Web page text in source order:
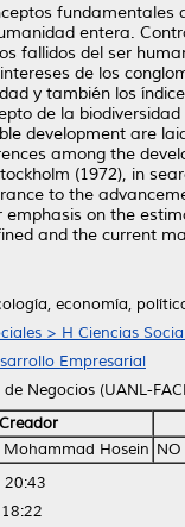
entera.
fallidos del ser
de los
y también los
de la
development are
among the
(1972), in
to the
on the
and the current
economía,
> H Ciencias
Empresarial
Negocios (UANL-
Creador
Mohammad Hosein NO